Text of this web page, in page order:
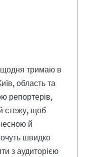
щодня тримаю в
область та
репортерів,
стежу, щоб
й
швидко
з аудиторією